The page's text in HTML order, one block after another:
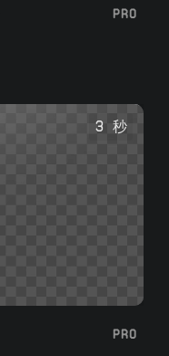
PRO
3 秒
PRO